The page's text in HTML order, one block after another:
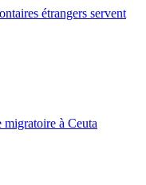
étrangers servent
migratoire à Ceuta